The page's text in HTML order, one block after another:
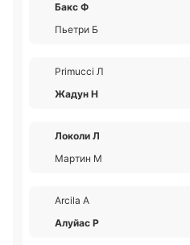
Бакс Ф
Пьетри Б
Primucci Л
Жадун Н
Локоли Л
Мартин М
Arcila А
Алуйас Р